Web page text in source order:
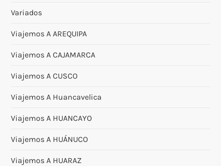
Variados
Viajemos A AREQUIPA
Viajemos A CAJAMARCA
Viajemos A CUSCO
Viajemos A Huancavelica
Viajemos A HUANCAYO
Viajemos A HUÁNUCO
Viajemos A HUARAZ